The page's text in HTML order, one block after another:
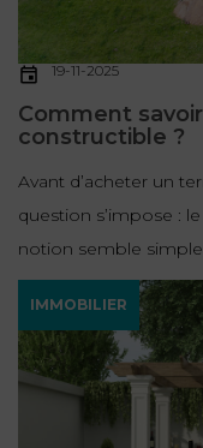
19-11-2025
Comment
constructible ?
Avant d’acheter un
question s’impose :
notion semble
IMMOBILIER